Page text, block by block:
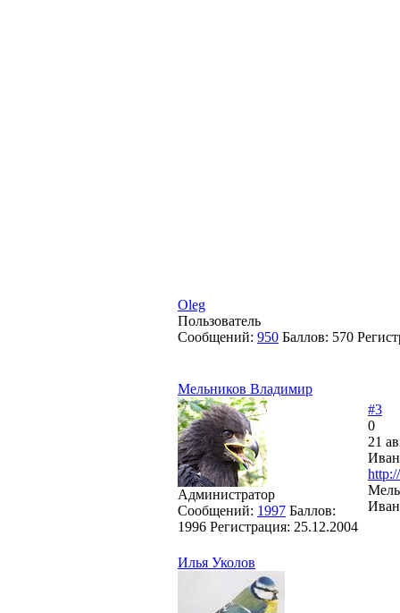
Oleg
Пользователь
Сообщений: 950 Баллов: 570
Мельников Владимир
Администратор
Сообщений: 1997 Баллов:
1996 Регистрация: 25.12.2004
#3
0
21
Илья Уколов